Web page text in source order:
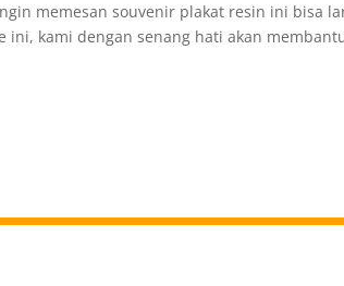
memesan souvenir plakat resin ini bisa
ini, kami dengan senang hati akan